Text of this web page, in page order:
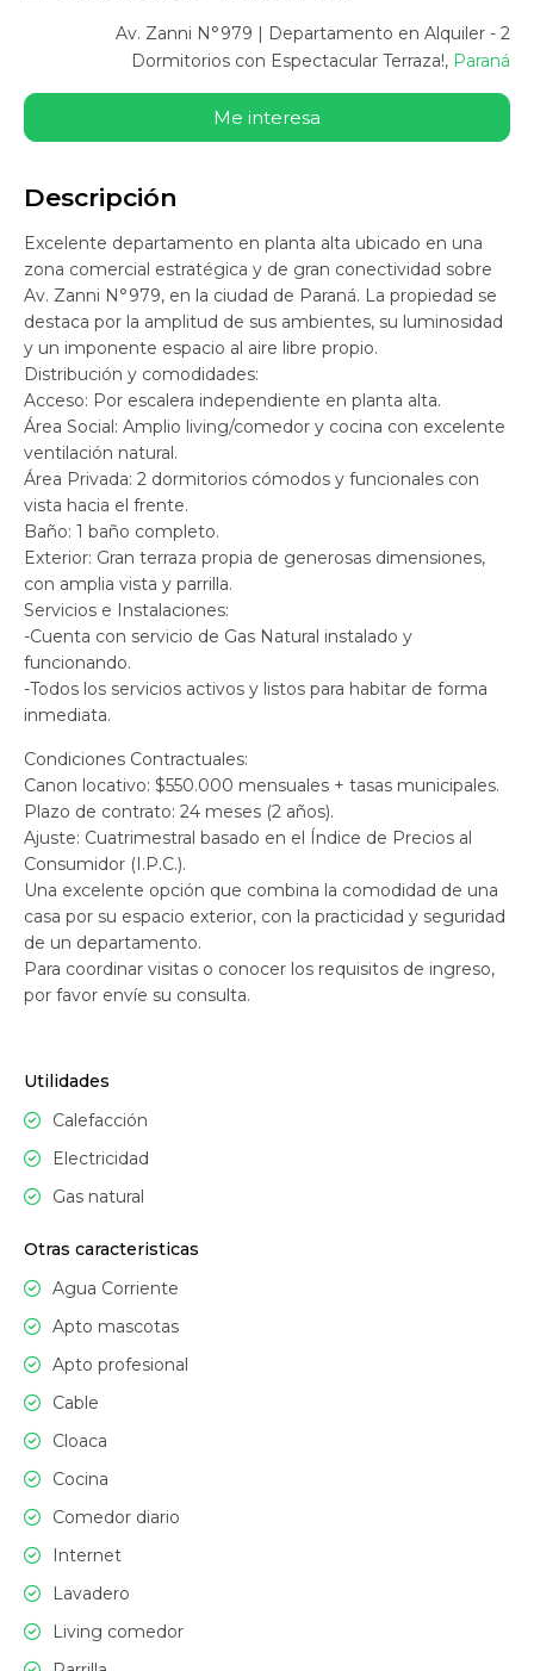
Av. Zanni N°979 | Departamento en Alquiler - 2
Dormitorios con Espectacular Terraza!, Paraná
Me interesa
Descripción
Excelente departamento en planta alta ubicado en una
zona comercial estratégica y de gran conectividad sobre
Av. Zanni N°979, en la ciudad de Paraná. La propiedad se
destaca por la amplitud de sus ambientes, su luminosidad
y un imponente espacio al aire libre propio.
Distribución y comodidades:
Acceso: Por escalera independiente en planta alta.
Área Social: Amplio living/comedor y cocina con excelente
ventilación natural.
Área Privada: 2 dormitorios cómodos y funcionales con
vista hacia el frente.
Baño: 1 baño completo.
Exterior: Gran terraza propia de generosas dimensiones,
con amplia vista y parrilla.
Servicios e Instalaciones:
-Cuenta con servicio de Gas Natural instalado y
funcionando.
-Todos los servicios activos y listos para habitar de forma
inmediata.
Condiciones Contractuales:
Canon locativo: $550.000 mensuales + tasas municipales.
Plazo de contrato: 24 meses (2 años).
Ajuste: Cuatrimestral basado en el Índice de Precios al
Consumidor (I.P.C.).
Una excelente opción que combina la comodidad de una
casa por su espacio exterior, con la practicidad y seguridad
de un departamento.
Para coordinar visitas o conocer los requisitos de ingreso,
por favor envíe su consulta.
Utilidades
Calefacción
Electricidad
Gas natural
Otras caracteristicas
Agua Corriente
Apto mascotas
Apto profesional
Cable
Cloaca
Cocina
Comedor diario
Internet
Lavadero
Living comedor